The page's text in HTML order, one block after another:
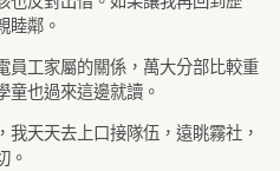
睦鄰。
員工家屬的關係，萬大分部比較重
童也過來這邊就讀。
我天天去上口接隊伍，遠眺霧社，
。